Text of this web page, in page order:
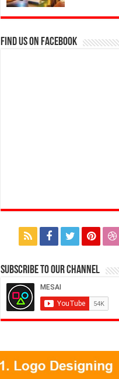
Find us on Facebook
Subscribe to our Channel